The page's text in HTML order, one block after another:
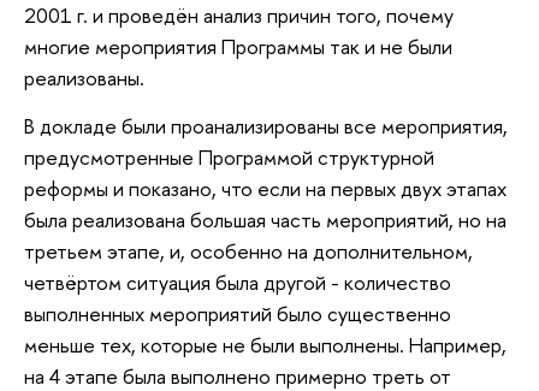
2001 г. и проведён анализ причин того, почему
многие мероприятия Программы так и не были
реализованы.
В докладе были проанализированы все мероприятия,
предусмотренные Программой структурной
реформы и показано, что если на первых двух этапах
была реализована большая часть мероприятий, но на
третьем этапе, и, особенно на дополнительном,
четвёртом ситуация была другой - количество
выполненных мероприятий было существенно
меньше тех, которые не были выполнены. Например,
на 4 этапе была выполнено примерно треть от